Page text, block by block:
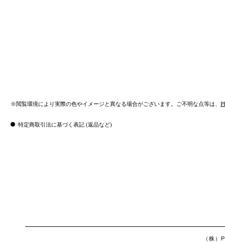
※閲覧環境により実際の色やイメージと異なる場合がございます。ご不明な点等は、
特定商取引法に基づく表記 (返品など)
（株